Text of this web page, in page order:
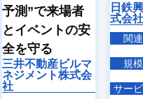
予測”で来場者
とイベントの安
全を守る
三井不動産ビルマ
ネジメント株式会
社
日鉄
式会社
関連
規模
サー